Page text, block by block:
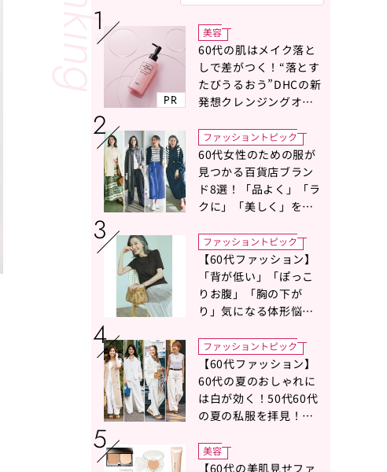
PR
美容
60代の肌はメイク落と
しで差がつく！“落とす
たびうるおう”DHCの新
発想クレンジングオイ
ファッショントピック
60代女性のための服が
見つかる百貨店ブラン
ド8選！「品よく」「ラ
クに」「美しく」を叶
ファッショントピック
【60代ファッション】
「背が低い」「ぽっこ
りお腹」「胸の下が
り」気になる体形悩み
の選び方〉をスタイリ
スト地曳いく子さんが
アドバイス！
ファッショントピック
【60代ファッション】
60代の夏のおしゃれに
は白が効く！50代60代
の夏の私服を拝見！白
の魔術】
美容
【60代の美肌見せファ